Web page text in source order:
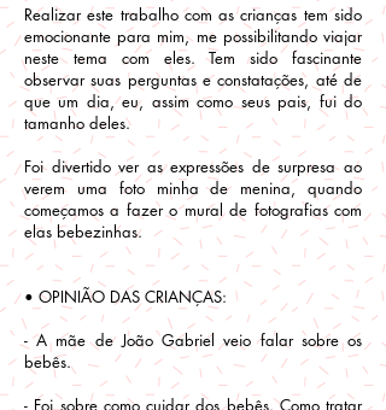
Realizar este trabalho com as crianças tem sido
emocionante para mim, me possibilitando viajar
neste tema com eles. Tem sido fascinante
observar suas perguntas e constatações, até de
que um dia, eu, assim como seus pais, fui do
tamanho deles.
Foi divertido ver as expressões de surpresa ao
verem uma foto minha de menina, quando
começamos a fazer o mural de fotografias com
elas bebezinhas.
• OPINIÃO DAS CRIANÇAS:
- A mãe de João Gabriel veio falar sobre os
bebês.
- Foi sobre como cuidar dos bebês. Como tratar